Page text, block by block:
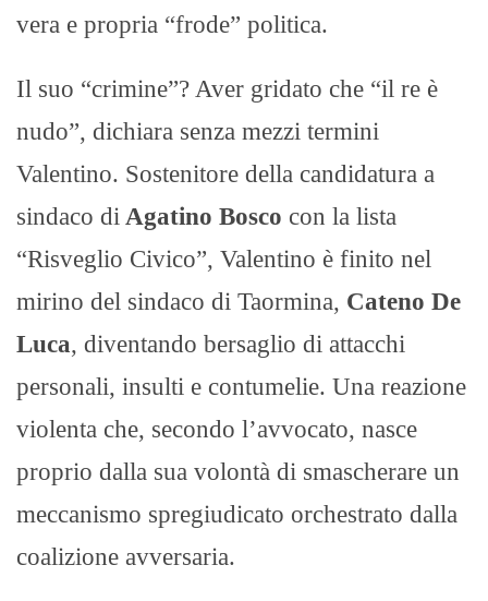
vera e propria “frode” politica.
Il suo “crimine”? Aver gridato che “il re è
nudo”, dichiara senza mezzi termini
Valentino. Sostenitore della candidatura a
sindaco di Agatino Bosco con la lista
“Risveglio Civico”, Valentino è finito nel
mirino del sindaco di Taormina, Cateno De
Luca, diventando bersaglio di attacchi
personali, insulti e contumelie. Una reazione
violenta che, secondo l’avvocato, nasce
proprio dalla sua volontà di smascherare un
meccanismo spregiudicato orchestrato dalla
coalizione avversaria.